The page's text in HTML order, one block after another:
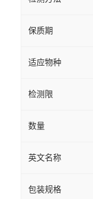
保质期
适应物种
检测限
数量
英文名称
包装规格